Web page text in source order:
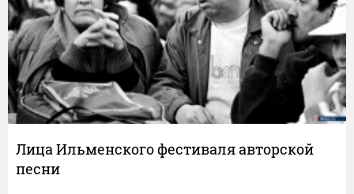
Лица Ильменского фестиваля авторской
песни